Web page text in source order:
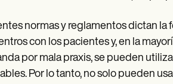
normas y reglamentos dictan
con los pacientes y, en la
por mala praxis, se pueden
Por lo tanto, no solo pueden